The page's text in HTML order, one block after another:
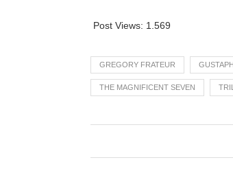
Post Views: 1.569
GREGORY FRATEUR GUSTAPH
THE MAGNIFICENT SEVEN